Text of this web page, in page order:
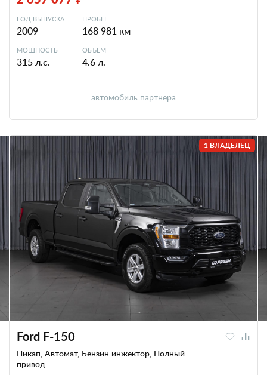
ГОД ВЫПУСКА
2009
ПРОБЕГ
168 981 км
МОЩНОСТЬ
315 л.с.
ОБЪЕМ
4.6 л.
автомобиль партнера
1 ВЛАДЕЛЕЦ
Ford F-150
Пикап, Автомат, Бензин инжектор, Полный
привод